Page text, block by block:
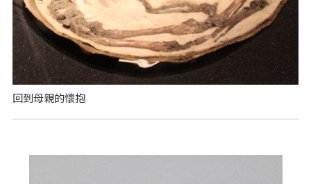
回到母親的懷抱